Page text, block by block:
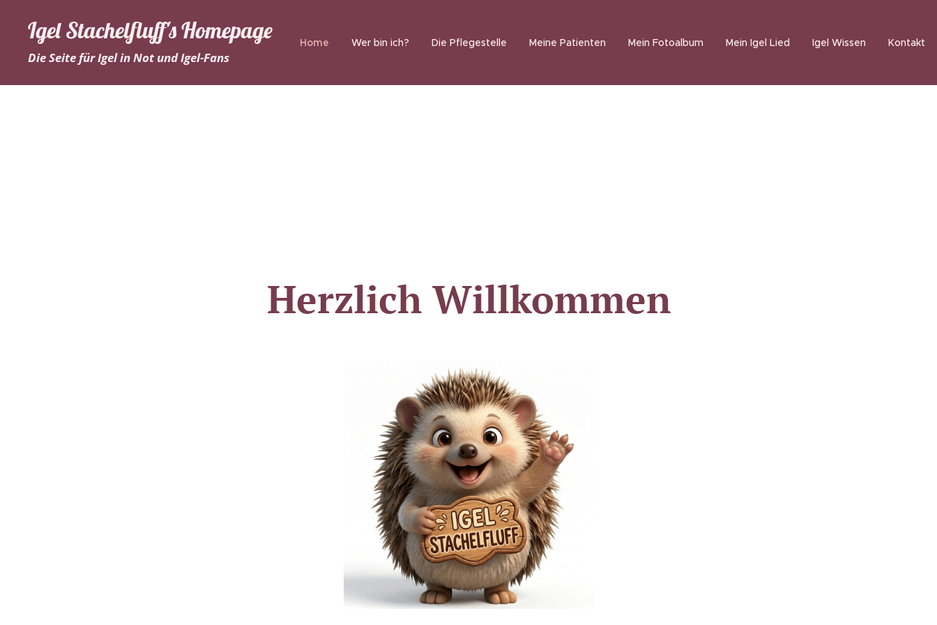
Igel Stachelfluff's Homepage
Die Seite für Igel in Not und Igel-Fans
Home Wer bin ich? Die Pflegestelle Meine Patienten Mein Fotoalbum Mein Igel Lied Igel Wissen Kontakt
Herzlich Willkommen